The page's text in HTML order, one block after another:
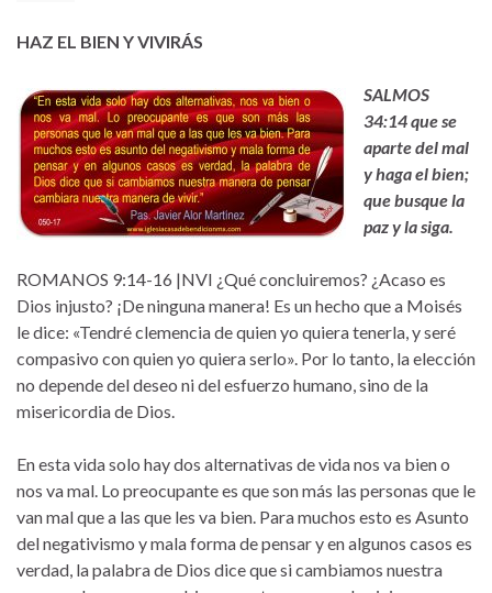
HAZ EL BIEN YVIVIRÁS
SALMOS
34:14 que se
aparte del mal
y haga el bien;
que busque la
paz y la siga.
ROMANOS 9:14-16 |NVI ¿Qué concluiremos? ¿Acaso es
Dios injusto? ¡De ninguna manera! Es un hecho que a Moisés
le dice: «Tendré clemencia de quien yo quiera tenerla, y seré
compasivo con quien yo quiera serlo». Por lo tanto, la elección
no depende del deseo ni del esfuerzo humano, sino de la
misericordia de Dios.
En esta vida solo hay dos alternativas de vida nos va bien o
nos va mal. Lo preocupante es que son más las personas que le
van mal que a las que les va bien. Para muchos esto es Asunto
del negativismo y mala forma de pensar y en algunos casos es
verdad, la palabra de Dios dice que si cambiamos nuestra